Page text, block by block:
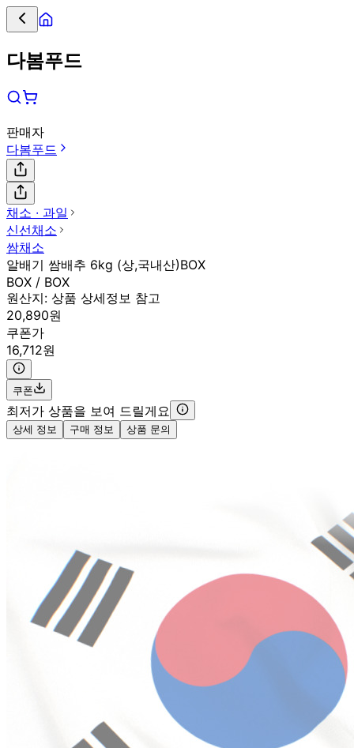
다봄푸드
판매자
다봄푸드
채소 ∙ 과일
신선채소
쌈채소
알배기 쌈배추 6kg (상,국내산)BOX
BOX / BOX
원산지: 상품 상세정보 참고
20,890원
쿠폰가
16,712원
쿠폰
최저가 상품을 보여 드릴게요
상세 정보 구매 정보 상품 문의